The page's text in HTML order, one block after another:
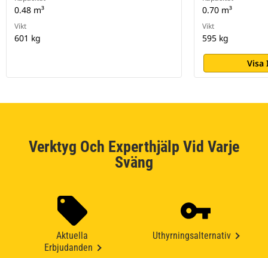
0.48 m³
Vikt
601 kg
0.70 m³
Vikt
595 kg
Visa
Verktyg Och Experthjälp Vid Varje
Sväng
Aktuella
Erbjudanden
Uthyrningsalternativ